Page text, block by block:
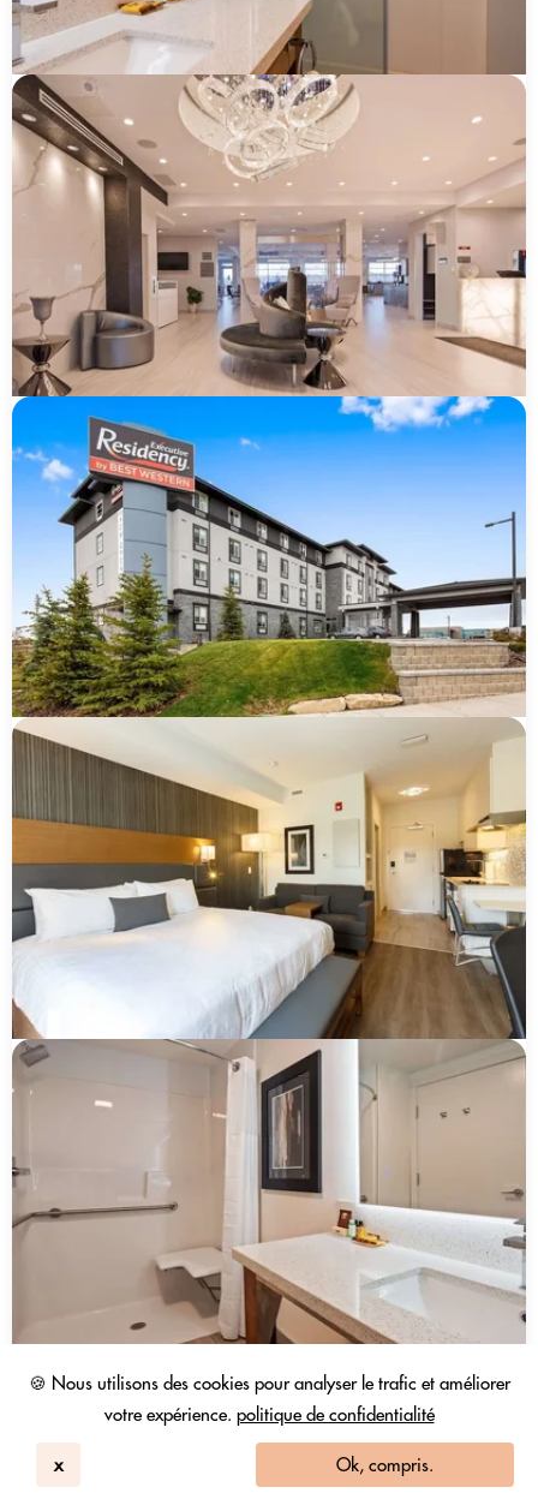
🍪 Nous utilisons des cookies pour analyser le trafic et améliorer
votre expérience. politique de confidentialité
x Ok, compris.